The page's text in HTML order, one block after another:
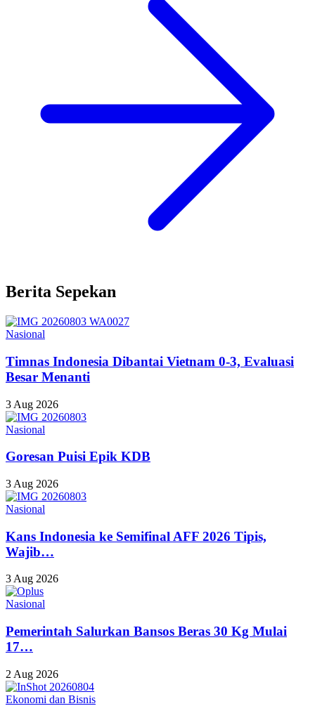
Berita Sepekan
Nasional
Timnas Indonesia Dibantai Vietnam 0-3, Evaluasi
Besar Menanti
3 Aug 2026
Nasional
Goresan Puisi Epik KDB
3 Aug 2026
Nasional
Kans Indonesia ke Semifinal AFF 2026 Tipis,
Wajib…
3 Aug 2026
Nasional
Pemerintah Salurkan Bansos Beras 30 Kg Mulai
17…
2 Aug 2026
Ekonomi dan Bisnis